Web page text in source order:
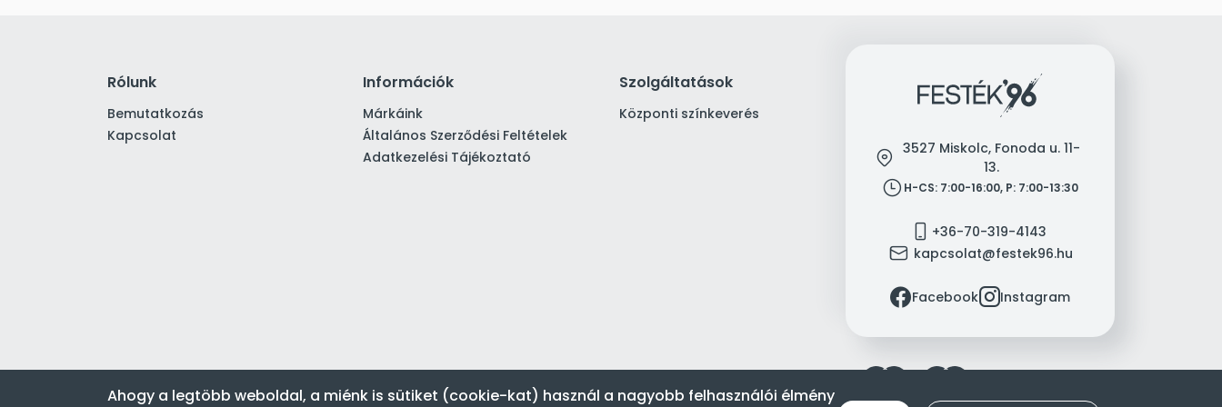
Rólunk
Bemutatkozás
Kapcsolat
Információk
Márkáink
Általános Szerződési Feltételek
Adatkezelési Tájékoztató
Szolgáltatások
Központi színkeverés
location 3527 Miskolc, Fonoda u. 11-
13.
clock H-CS: 7:00-16:00, P: 7:00-13:30
mobile +36-70-319-4143
mail kapcsolat@festek96.hu
facebookFacebookinstagramInstagram
Ahogy a legtöbb weboldal, a miénk is sütiket (cookie-kat) használ a nagyobb felhasználói élmény